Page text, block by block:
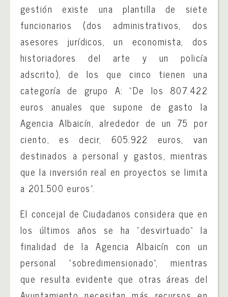
gestión existe una plantilla de siete
funcionarios (dos administrativos, dos
asesores jurídicos, un economista, dos
historiadores del arte y un policía
adscrito), de los que cinco tienen una
categoría de grupo A: “De los 807.422
euros anuales que supone de gasto la
Agencia Albaicín, alrededor de un 75 por
ciento, es decir, 605.922 euros, van
destinados a personal y gastos, mientras
que la inversión real en proyectos se limita
a 201.500 euros”.
El concejal de Ciudadanos considera que en
los últimos años se ha “desvirtuado” la
finalidad de la Agencia Albaicín con un
personal “sobredimensionado”, mientras
que resulta evidente que otras áreas del